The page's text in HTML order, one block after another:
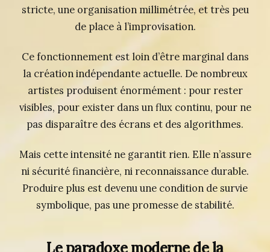
stricte, une organisation millimétrée, et très peu
de place à l’improvisation.
Ce fonctionnement est loin d’être marginal dans
la création indépendante actuelle. De nombreux
artistes produisent énormément : pour rester
visibles, pour exister dans un flux continu, pour ne
pas disparaître des écrans et des algorithmes.
Mais cette intensité ne garantit rien. Elle n’assure
ni sécurité financière, ni reconnaissance durable.
Produire plus est devenu une condition de survie
symbolique, pas une promesse de stabilité.
Le paradoxe moderne de la